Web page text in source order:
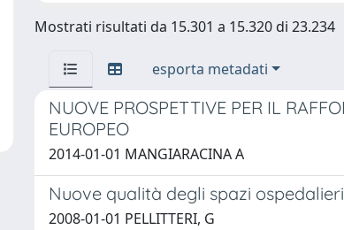
Mostrati risultati da 15.301 a 15.320 di 23.234
esporta metadati
NUOVE PROSPETTIVE PER IL
EUROPEO
2014-01-01 MANGIARACINA A
Nuove qualità degli spazi ospedalieri
2008-01-01 PELLITTERI, G